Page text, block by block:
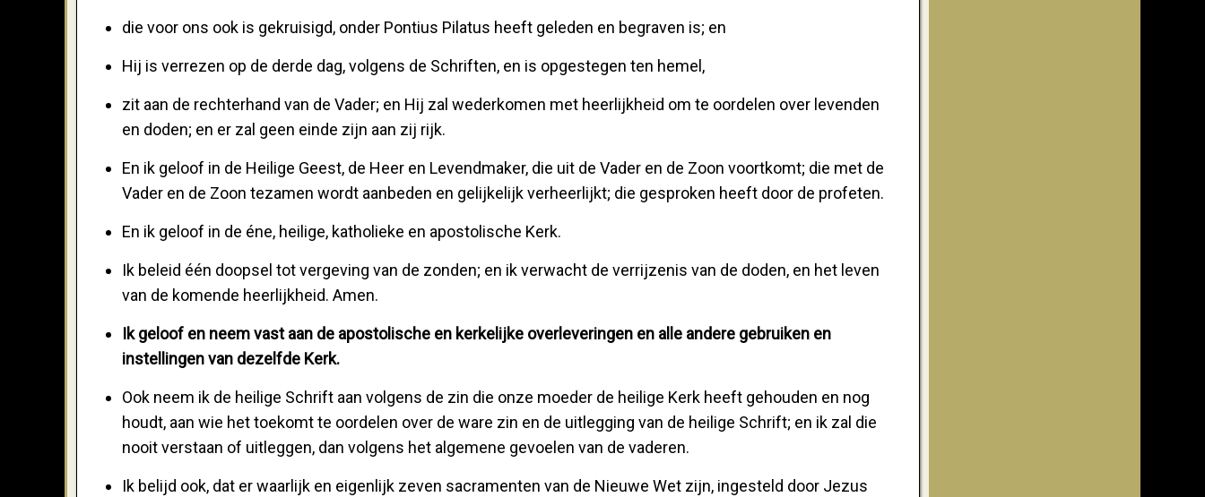
die voor ons ook is gekruisigd, onder Pontius Pilatus heeft geleden en begraven is; en
Hij is verrezen op de derde dag, volgens de Schriften, en is opgestegen ten hemel,
zit aan de rechterhand van de Vader; en Hij zal wederkomen met heerlijkheid om te oordelen over levenden
en doden; en er zal geen einde zijn aan zij rijk.
En ik geloof in de Heilige Geest, de Heer en Levendmaker, die uit de Vader en de Zoon voortkomt; die met de
Vader en de Zoon tezamen wordt aanbeden en gelijkelijk verheerlijkt; die gesproken heeft door de profeten.
En ik geloof in de éne, heilige, katholieke en apostolische Kerk.
Ik beleid één doopsel tot vergeving van de zonden; en ik verwacht de verrijzenis van de doden, en het leven
van de komende heerlijkheid. Amen.
Ik geloof en neem vast aan de apostolische en kerkelijke overleveringen en alle andere gebruiken en
instellingen van dezelfde Kerk.
Ook neem ik de heilige Schrift aan volgens de zin die onze moeder de heilige Kerk heeft gehouden en nog
houdt, aan wie het toekomt te oordelen over de ware zin en de uitlegging van de heilige Schrift; en ik zal die
nooit verstaan of uitleggen, dan volgens het algemene gevoelen van de vaderen.
Ik belijd ook, dat er waarlijk en eigenlijk zeven sacramenten van de Nieuwe Wet zijn, ingesteld door Jezus